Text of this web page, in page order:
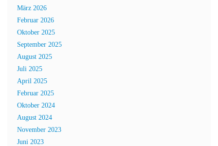
März 2026
Februar 2026
Oktober 2025
September 2025
August 2025
Juli 2025
April 2025
Februar 2025
Oktober 2024
August 2024
November 2023
Juni 2023